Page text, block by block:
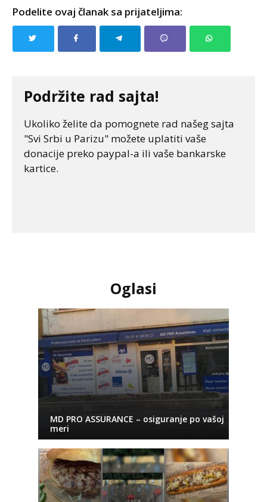
Podelite ovaj članak sa prijateljima:
Podržite rad sajta!
Ukoliko želite da pomognete rad našeg sajta
"Svi Srbi u Parizu" možete uplatiti vaše
donacije preko paypal-a ili vaše bankarske
kartice.
Oglasi
MD PRO ASSURANCE – osiguranje po vašoj
meri